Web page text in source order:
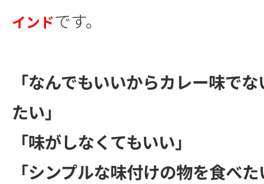
インドです。
「なんでもいいからカレー味で
たい」
「味がしなくてもいい」
「シンプルな味付けの物を食べ